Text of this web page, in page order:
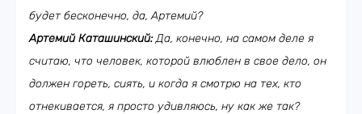
будет бесконечно, да, Артемий?
Артемий Каташинский:Да, конечно, на самом деле я
считаю, что человек, которой влюблен в свое дело, он
должен гореть, сиять, и когда я смотрю на тех, кто
отнекивается, я просто удивляюсь, ну как же так?